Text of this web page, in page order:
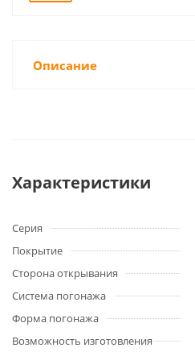
Описание
Характеристики
Серия
Покрытие
Сторона открывания
Система погонажа
Форма погонажа
Возможность изготовления